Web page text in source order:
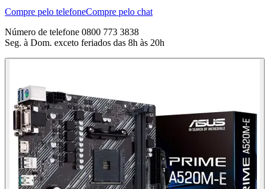
Compre pelo telefoneCompre pelo chat
Número de telefone 0800 773 3838
Seg. à Dom. exceto feriados das 8h às 20h